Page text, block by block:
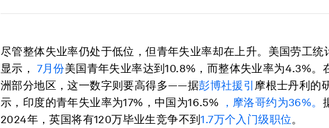
尽管整体失业率仍处于低位，但青年失业率却在上升。美国劳工统
显示， 7月份美国青年失业率达到10.8%，而整体失业率为4.3%。
洲部分地区，这一数字则要高得多——据彭博社援引 摩根士丹利的
示，印度的青年失业率为17%，中国为16.5%
，摩洛哥约为36%。
2024年，英国将有120万毕业生竞争不到1.7万个入门级职位。